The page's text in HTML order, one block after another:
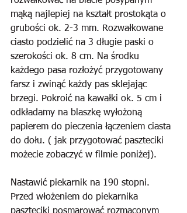
mąką najlepiej na kształt prostokąta o
grubości ok. 2-3 mm. Rozwałkowane
ciasto podzielić na 3 długie paski o
szerokości ok. 8 cm. Na środku
każdego pasa rozłożyć przygotowany
farsz i zwinąć każdy pas sklejając
brzegi. Pokroić na kawałki ok. 5 cm i
odkładamy na blaszkę wyłożoną
papierem do pieczenia łączeniem ciasta
do dołu. ( jak przygotować paszteciki
możecie zobaczyć w filmie poniżej).
Nastawić piekarnik na 190 stopni.
Przed włożeniem do piekarnika